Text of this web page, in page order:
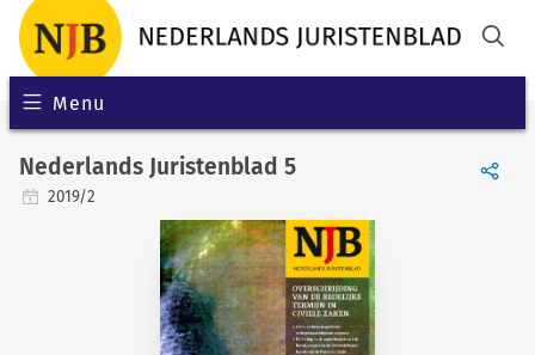
Menu
Nederlands Juristenblad 5
2019/2